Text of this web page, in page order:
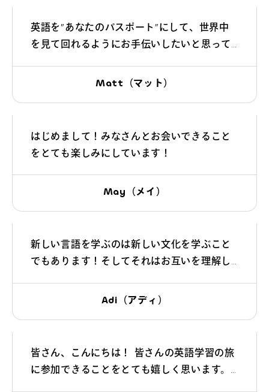
新着情報
英語を”あなたのパスポート”にして、世界中
を見て回れるようにお手伝いしたいと思って
Matt（マット）
はじめまして！みなさんとお会いできること
をとても楽しみにしています！
May（メイ）
新しい言語を学ぶのは新しい文化を学ぶこと
でもあります！そしてそれはお互いを理解し
なことです！英語学習における最大の難関は
Adi（アディ）
皆さん、こんにちは！ 皆さんの英語学習の旅
に参加できることをとても嬉しく思います。